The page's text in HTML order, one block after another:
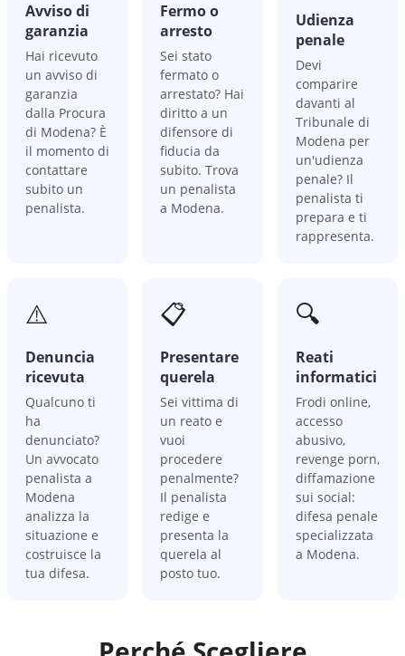
Avviso di
garanzia
Hai ricevuto
un avviso di
garanzia
dalla Procura
di Modena? È
il momento di
contattare
subito un
penalista.
Fermo o
arresto
Sei stato
fermato o
arrestato? Hai
diritto a un
difensore di
fiducia da
subito. Trova
un penalista
a Modena.
Udienza
penale
Devi
comparire
davanti al
Tribunale di
Modena per
un'udienza
penale? Il
penalista ti
prepara e ti
rappresenta.
⚠️
Denuncia
ricevuta
Qualcuno ti
ha
denunciato?
Un avvocato
penalista a
Modena
analizza la
situazione e
costruisce la
tua difesa.
📋
Presentare
querela
Sei vittima di
un reato e
vuoi
procedere
penalmente?
Il penalista
redige e
presenta la
querela al
posto tuo.
🔍
Reati
informatici
Frodi online,
accesso
abusivo,
revenge porn,
diffamazione
sui social:
difesa penale
specializzata
a Modena.